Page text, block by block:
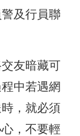
及行員聯
友暗藏可
中若遇網
， 就必須
，不要輕